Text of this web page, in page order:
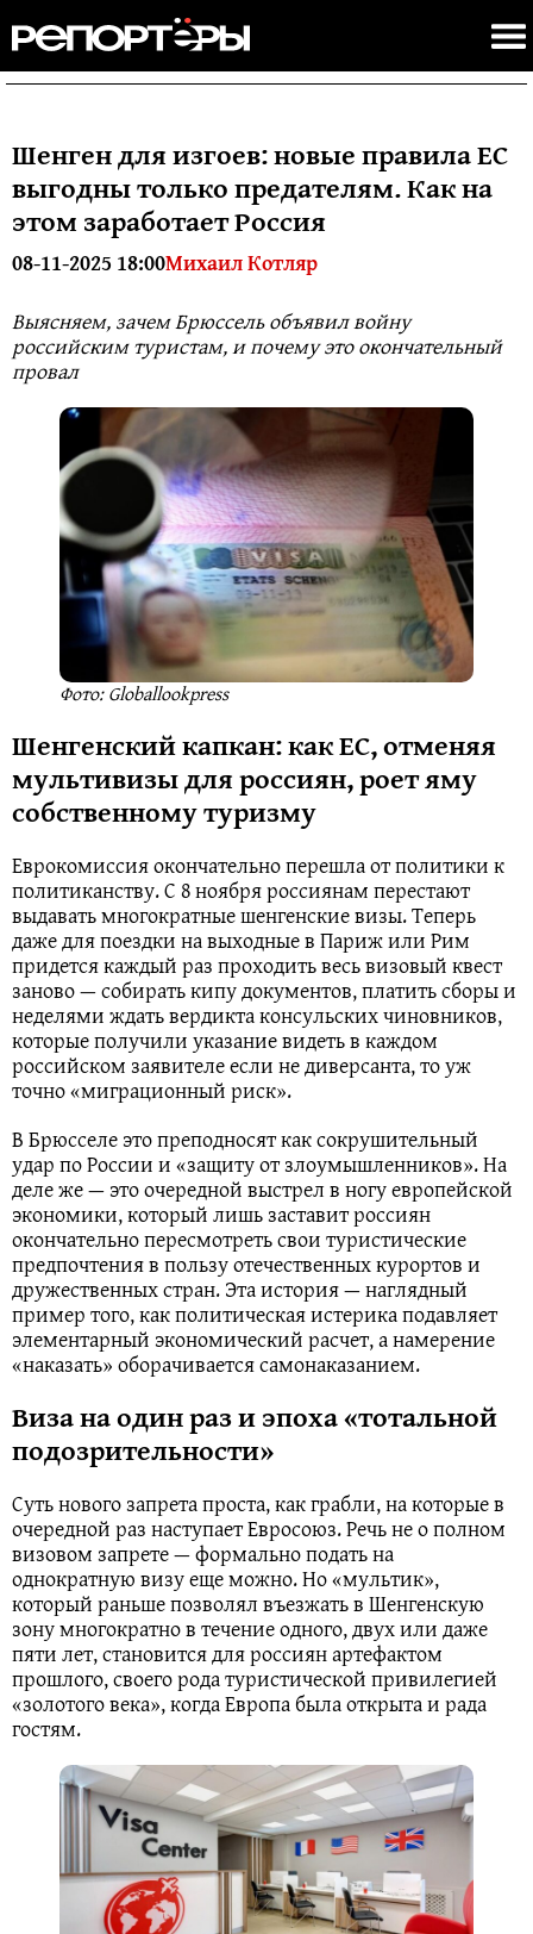
Шенген для изгоев: новые правила ЕС
выгодны только предателям. Как на
этом заработает Россия
08-11-2025 18:00Михаил Котляр
Выясняем, зачем Брюссель объявил войну
российским туристам, и почему это окончательный
провал
Фото: Globallookpress
Шенгенский капкан: как ЕС, отменяя
мультивизы для россиян, роет яму
собственному туризму
Еврокомиссия окончательно перешла от политики к
политиканству. С 8 ноября россиянам перестают
выдавать многократные шенгенские визы. Теперь
даже для поездки на выходные в Париж или Рим
придется каждый раз проходить весь визовый квест
заново — собирать кипу документов, платить сборы и
неделями ждать вердикта консульских чиновников,
которые получили указание видеть в каждом
российском заявителе если не диверсанта, то уж
точно «миграционный риск».
В Брюсселе это преподносят как сокрушительный
удар по России и «защиту от злоумышленников». На
деле же — это очередной выстрел в ногу европейской
экономики, который лишь заставит россиян
окончательно пересмотреть свои туристические
предпочтения в пользу отечественных курортов и
дружественных стран. Эта история — наглядный
пример того, как политическая истерика подавляет
элементарный экономический расчет, а намерение
«наказать» оборачивается самонаказанием.
Виза на один раз и эпоха «тотальной
подозрительности»
Суть нового запрета проста, как грабли, на которые в
очередной раз наступает Евросоюз. Речь не о полном
визовом запрете — формально подать на
однократную визу еще можно. Но «мультик»,
который раньше позволял въезжать в Шенгенскую
зону многократно в течение одного, двух или даже
пяти лет, становится для россиян артефактом
прошлого, своего рода туристической привилегией
«золотого века», когда Европа была открыта и рада
гостям.